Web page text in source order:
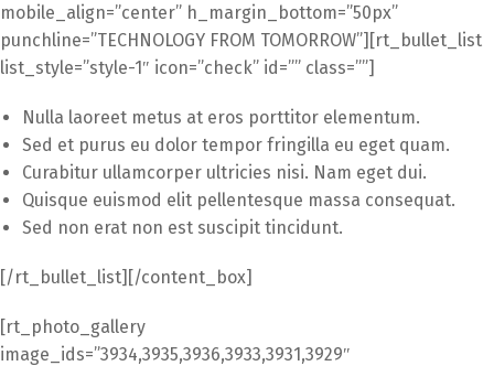
mobile_align=”center” h_margin_bottom=”50px”
punchline=”TECHNOLOGY FROM TOMORROW”][rt_bullet_list
list_style=”style-1″ icon=”check” id=”” class=””]
Nulla laoreet metus at eros porttitor elementum.
Sed et purus eu dolor tempor fringilla eu eget quam.
Curabitur ullamcorper ultricies nisi. Nam eget dui.
Quisque euismod elit pellentesque massa consequat.
Sed non erat non est suscipit tincidunt.
[/rt_bullet_list][/content_box]
[rt_photo_gallery
image_ids=”3934,3935,3936,3933,3931,3929″